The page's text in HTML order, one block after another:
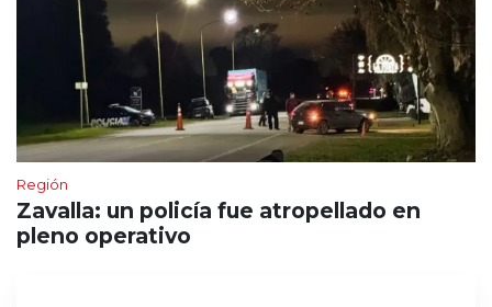
Región
Zavalla: un policía fue atropellado en
pleno operativo